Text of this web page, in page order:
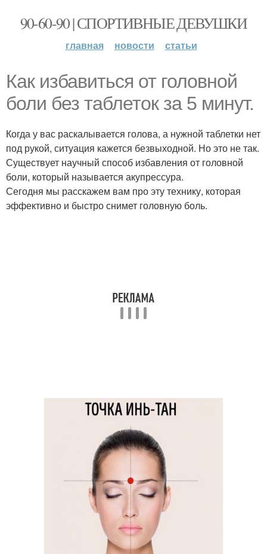
90-60-90 | СПОРТИВНЫЕ ДЕВУШКИ
главная новости статьи
Как избавиться от головной
боли без таблеток за 5 минут.
Когда у вас раскалывается голова, а нужной таблетки нет
под рукой, ситуация кажется безвыходной. Но это не так.
Существует научный способ избавления от головной
боли, который называется акупрессура.
Сегодня мы расскажем вам про эту технику, которая
эффективно и быстро снимет головную боль.